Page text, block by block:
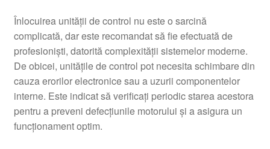
Înlocuirea unității de control nu este o sarcină
complicată, dar este recomandat să fie efectuată de
profesioniști, datorită complexității sistemelor moderne.
De obicei, unitățile de control pot necesita schimbare din
cauza erorilor electronice sau a uzurii componentelor
interne. Este indicat să verificați periodic starea acestora
pentru a preveni defecțiunile motorului și a asigura un
funcționament optim.